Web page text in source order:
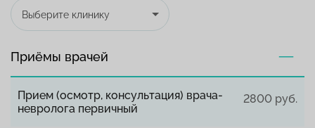
Выберите клинику
Приёмы врачей
Прием (осмотр, консультация) врача-
невролога первичный
2800 руб.